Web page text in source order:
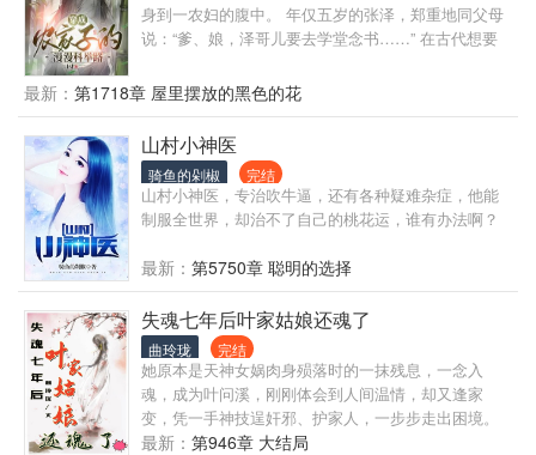
身到一农妇的腹中。 年仅五岁的张泽，郑重地同父母
说：“爹、娘，泽哥儿要去学堂念书……” 在古代想要
命，更别提还有繁重的赋税、徭役。 张泽比所有人都
明白，只有自己拥有一个功名，哪怕只是秀才功名，
都可以让家里的亲人们过上更好的日子，免除徭役之
苦。 科举之路艰辛，对于农家子而言更是难如登天，
随便一本书籍便一家人一年的嚼用。 正因如此，更坚
定了张泽要科举的决心，路漫漫，其修远兮，吾将上
下而求索。十年如一日的寒窗苦读，一步一个脚印，
最新： 第1718章 屋里摆放的黑色的花
山村小神医
骑鱼的剁椒 完结
山村小神医，专治吹牛逼，还有各种疑难杂症，他能
制服全世界，却治不了自己的桃花运，谁有办法啊？
最新： 第5750章 聪明的选择
失魂七年后叶家姑娘还魂了
曲玲珑 完结
她原本是天神女娲肉身殒落时的一抹残息，一念入
魂，成为叶问溪，刚刚体会到人间温情，却又逢家
变，凭一手神技逞奸邪、护家人，一步步走出困境。
最新： 第946章 大结局